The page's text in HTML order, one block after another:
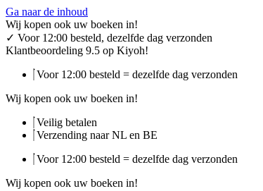
Ga naar de inhoud
Wij kopen ook uw boeken in!
✓ Voor 12:00 besteld, dezelfde dag verzonden
Klantbeoordeling 9.5 op Kiyoh!
Voor 12:00 besteld = dezelfde dag verzonden
Wij kopen ook uw boeken in!
Veilig betalen
Verzending naar NL en BE
Voor 12:00 besteld = dezelfde dag verzonden
Wij kopen ook uw boeken in!